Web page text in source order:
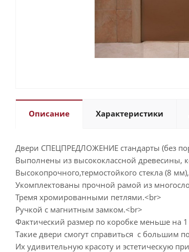
Описание Характеристики
Двери СПЕЦПРЕДЛОЖЕНИЕ стандарты (без
Выполнены из высококлассной древесины,
Высокопрочного,термостойкого стекла (8
Укомплектованы прочной рамой из
Тремя хромированными петлями.<br>
Ручкой с магнитным замком.<br>
Фактический размер по коробке меньше на
Такие двери смогут справиться с большим
Их удивительную красоту и эстетическую